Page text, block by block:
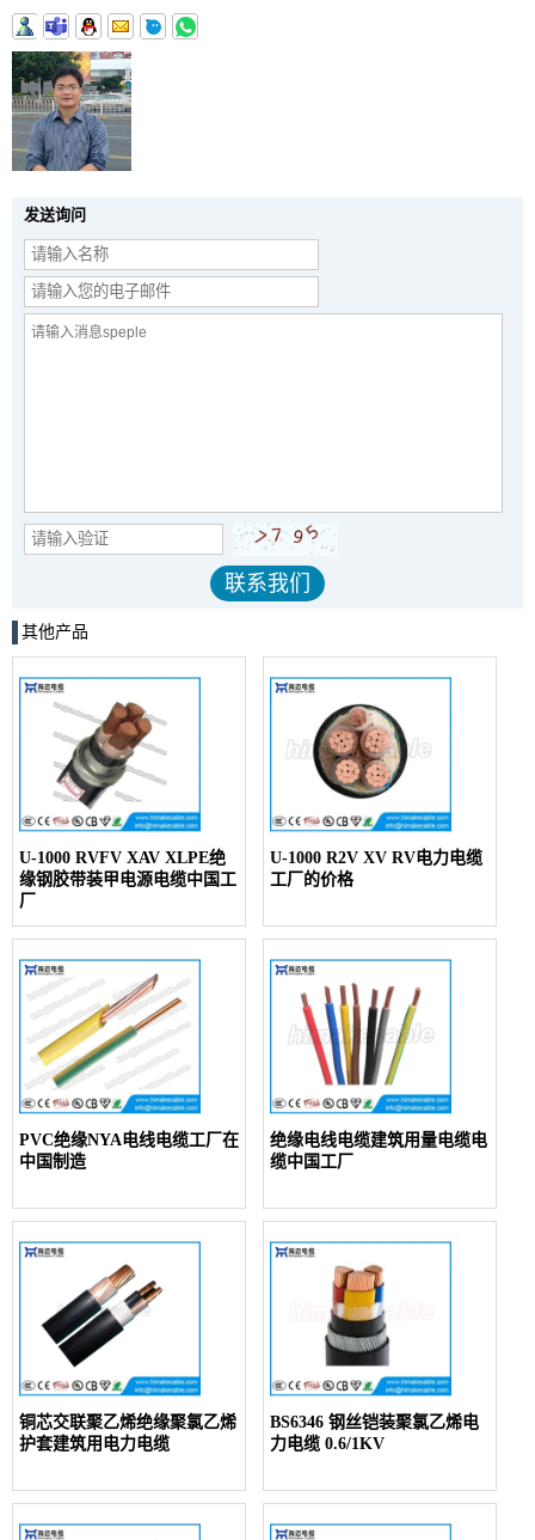
发送询问
其他产品
U-1000 RVFV XAV XLPE绝
缘钢胶带装甲电源电缆中国工
厂
U-1000 R2V XV RV电力电缆
工厂的价格
PVC绝缘NYA电线电缆工厂在
中国制造
绝缘电线电缆建筑用量电缆电
缆中国工厂
铜芯交联聚乙烯绝缘聚氯乙烯
护套建筑用电力电缆
BS6346 钢丝铠装聚氯乙烯电
力电缆 0.6/1KV